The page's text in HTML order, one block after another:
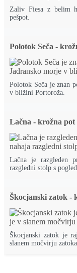
Zaliv Fiesa z belim
pešpot.
Polotok Seča -
Polotok Seča je znan
v bližini Portoroža.
Lačna - krožna pot
Lačna je razgleden
razgledni stolp s
Škocjanski zatok -
Škocjanski zatok je
slanem močvirju